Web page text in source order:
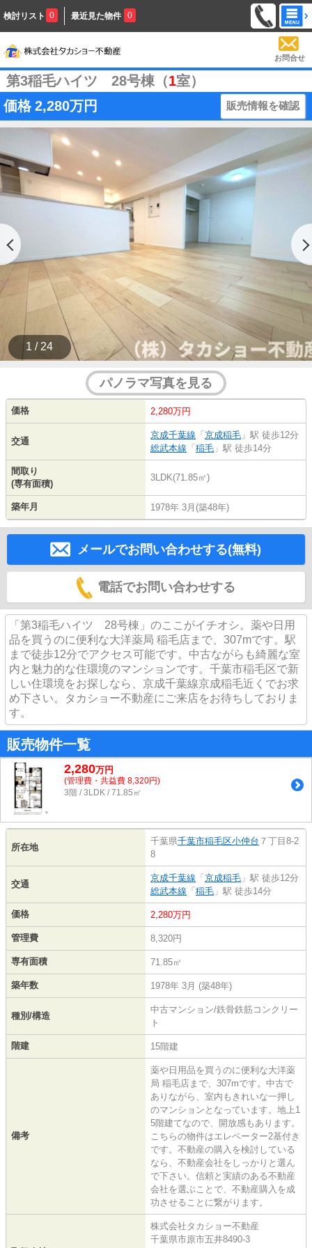
検討リスト 0 最近見た物件 0
お問合せ
第3稲毛ハイツ 28号棟（1室）
価格 2,280万円 販売情報を確認
1 / 24
パノラマ写真を見る
価格 2,280万円
交通
京成千葉線 「 京成稲毛 」駅 徒歩12分
総武本線 「 稲毛 」駅 徒歩14分
間取り
(専有面積)
3LDK(71.85㎡)
築年月 1978年 3月(築48年)
メールでお問い合わせする(無料)
電話でお問い合わせする
「第3稲毛ハイツ 28号棟」のここがイチオシ。薬や日用
品を買うのに便利な大洋薬局 稲毛店まで、307mです。駅
まで徒歩12分でアクセス可能です。中古ながらも綺麗な室
内と魅力的な住環境のマンションです。千葉市稲毛区で新
しい住環境をお探しなら、京成千葉線京成稲毛近くでお求
め下さい。タカショー不動産にご来店をお待ちしておりま
す。
販売物件一覧
2,280万円
(管理費・共益費 8,320円)
3階 / 3LDK / 71.85㎡
所在地
千葉県千葉市稲毛区小仲台 ７丁目8-2
8
交通
京成千葉線 「 京成稲毛 」駅 徒歩12分
総武本線 「 稲毛 」駅 徒歩14分
価格 2,280万円
管理費 8,320円
専有面積 71.85㎡
築年数 1978年 3月 (築48年)
種別/構造
中古マンション/鉄骨鉄筋コンクリー
ト
階建 15階建
備考
薬や日用品を買うのに便利な大洋薬
局 稲毛店まで、307mです。中古で
ありながら、室内もきれいな一押し
のマンションとなっています。地上1
5階建てなので、開放感もあります。
こちらの物件はエレベーター2基付き
です。不動産の購入を検討している
なら、不動産会社をしっかりと選ん
で下さい。信頼と実績のある不動産
会社を選ぶことで、不動産購入を成
功させることに繋がります。
株式会社タカショー不動産
千葉県市原市五井8490-3